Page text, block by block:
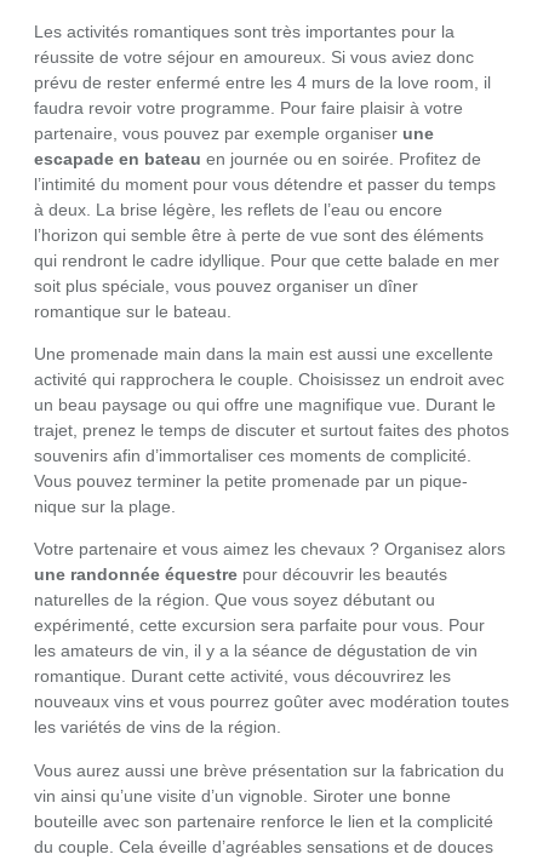
Les activités romantiques sont très importantes pour la
réussite de votre séjour en amoureux. Si vous aviez donc
prévu de rester enfermé entre les 4 murs de la love room, il
faudra revoir votre programme. Pour faire plaisir à votre
partenaire, vous pouvez par exemple organiser une
escapade en bateau en journée ou en soirée. Profitez de
l’intimité du moment pour vous détendre et passer du temps
à deux. La brise légère, les reflets de l’eau ou encore
l’horizon qui semble être à perte de vue sont des éléments
qui rendront le cadre idyllique. Pour que cette balade en mer
soit plus spéciale, vous pouvez organiser un dîner
romantique sur le bateau.
Une promenade main dans la main est aussi une excellente
activité qui rapprochera le couple. Choisissez un endroit avec
un beau paysage ou qui offre une magnifique vue. Durant le
trajet, prenez le temps de discuter et surtout faites des photos
souvenirs afin d’immortaliser ces moments de complicité.
Vous pouvez terminer la petite promenade par un pique-
nique sur la plage.
Votre partenaire et vous aimez les chevaux ? Organisez alors
une randonnée équestre pour découvrir les beautés
naturelles de la région. Que vous soyez débutant ou
expérimenté, cette excursion sera parfaite pour vous. Pour
les amateurs de vin, il y a la séance de dégustation de vin
romantique. Durant cette activité, vous découvrirez les
nouveaux vins et vous pourrez goûter avec modération toutes
les variétés de vins de la région.
Vous aurez aussi une brève présentation sur la fabrication du
vin ainsi qu’une visite d’un vignoble. Siroter une bonne
bouteille avec son partenaire renforce le lien et la complicité
du couple. Cela éveille d’agréables sensations et de douces